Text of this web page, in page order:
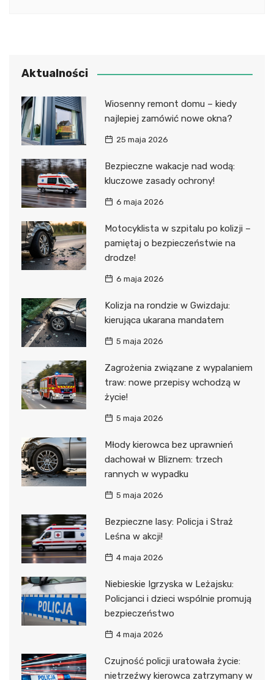
Aktualności
Wiosenny remont domu – kiedy
najlepiej zamówić nowe okna?
25 maja 2026
Bezpieczne wakacje nad wodą:
kluczowe zasady ochrony!
6 maja 2026
Motocyklista w szpitalu po kolizji –
pamiętaj o bezpieczeństwie na
drodze!
6 maja 2026
Kolizja na rondzie w Gwizdaju:
kierująca ukarana mandatem
5 maja 2026
Zagrożenia związane z wypalaniem
traw: nowe przepisy wchodzą w
życie!
5 maja 2026
Młody kierowca bez uprawnień
dachował w Bliznem: trzech
rannych w wypadku
5 maja 2026
Bezpieczne lasy: Policja i Straż
Leśna w akcji!
4 maja 2026
Niebieskie Igrzyska w Leżajsku:
Policjanci i dzieci wspólnie promują
bezpieczeństwo
4 maja 2026
Czujność policji uratowała życie:
nietrzeźwy kierowca zatrzymany w